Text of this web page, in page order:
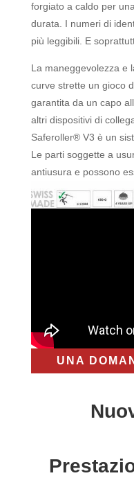
forgiato a caldo per
durata. I numeri di
più leggibili. E
La maneggevolezza e
curve strette un gioco
garantita da un capo
altri dispositivi di
Saferoller® V3 è un
Le parti soggette a
antiusura e possono
UNA